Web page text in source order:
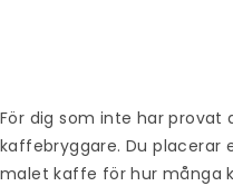
För dig som inte har
kaffebryggare. Du placerar
malet kaffe för hur många